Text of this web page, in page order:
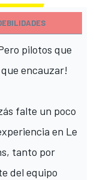
pilotos que
encauzar!
falte un poco
en Le
tanto por
del equipo